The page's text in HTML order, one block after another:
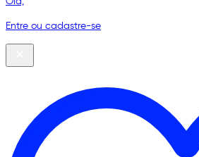
Entre ou cadastre-se